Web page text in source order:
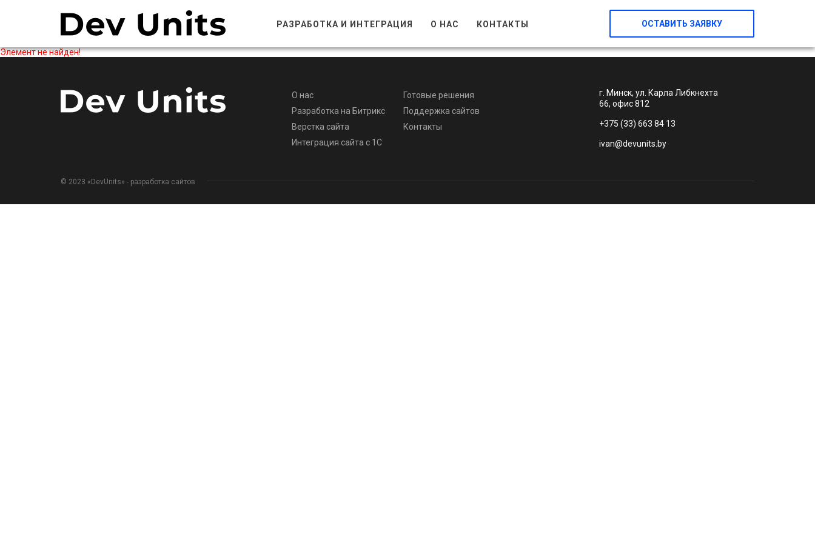
РАЗРАБОТКА И ИНТЕГРАЦИЯ О НАС КОНТАКТЫ ОСТАВИТЬ ЗАЯВКУ
Элемент не найден!
О нас
Разработка на Битрикс
Верстка сайта
Интеграция сайта с 1С
Готовые решения
Поддержка сайтов
Контакты
г. Минск, ул. Карла Либкнехта
66, офис 812
+375 (33) 663 84 13
ivan@devunits.by
© 2023 «DevUnits» - разработка сайтов